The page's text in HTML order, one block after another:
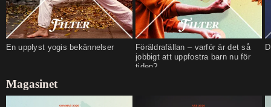
En upplyst yogis bekännelser
Föräldrafällan – varför är det så
jobbigt att uppfostra barn nu för
tiden?
Magasinet